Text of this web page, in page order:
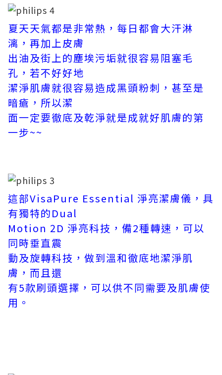
夏天天氣都是非常熱，每日都會大汗淋
漓，再加上皮膚
出油及街上的塵埃污垢就很容易阻塞毛
孔，若不好好地
潔淨肌膚就很容易造成黑頭粉刺，甚至是
暗瘡，所以潔
面一定要徹底及乾淨就是成就好肌膚的第
一步~~
這部VisaPure Essential 淨亮潔膚儀，具
有獨特的Dual
Motion 2D 淨亮科技，備2種轉速，可以
同時垂直震
動及旋轉科技，做到溫和徹底地潔淨肌
膚，而且還
有5款刷頭選擇，可以供不同需要及肌膚使
用。